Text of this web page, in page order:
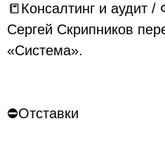
📒Консалтинг и аудит /
Сергей Скрипников
«Система».
⛔Отставки